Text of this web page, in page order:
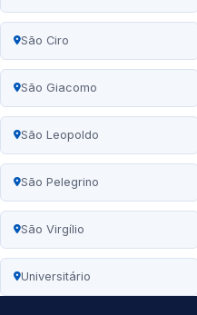
São Ciro
São Giacomo
São Leopoldo
São Pelegrino
São Virgílio
Universitário